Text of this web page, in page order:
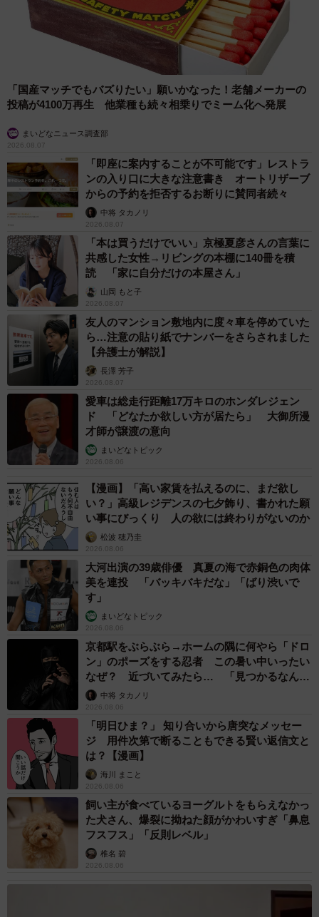
たそうです。それらの声を踏まえ、小倉さんは今後につい
てこう話します。
「もっと若い世代にも身近に感じられるような物作りを考
えています。ファッションとして、振袖をもっと楽しんで
もらえるようになれば良いですね」
「国産マッチでもバズりたい」願いかなった！老舗メーカーの
投稿が4100万再生 他業種も続々相乗りでミーム化へ発展
まいどなニュース調査部
2026.08.07
「即座に案内することが不可能です」レストラ
ンの入り口に大きな注意書き オートリザーブ
からの予約を拒否するお断りに賛同者続々
中将 タカノリ
2026.08.07
「本は買うだけでいい」京極夏彦さんの言葉に
共感した女性→リビングの本棚に140冊を積
読 「家に自分だけの本屋さん」
山岡 もと子
2026.08.07
友人のマンション敷地内に度々車を停めていた
ら…注意の貼り紙でナンバーをさらされました
【弁護士が解説】
長澤 芳子
2026.08.07
愛車は総走行距離17万キロのホンダレジェン
ド 「どなたか欲しい方が居たら」 大御所漫
才師が譲渡の意向
まいどなトピック
2026.08.06
【漫画】「高い家賃を払えるのに、まだ欲し
い？」高級レジデンスの七夕飾り、書かれた願
い事にびっくり 人の欲には終わりがないのか
松波 穂乃圭
2026.08.06
大河出演の39歳俳優 真夏の海で赤銅色の肉体
美を連投 「バッキバキだな」「ばり渋いで
す」
まいどなトピック
2026.08.06
京都駅をぶらぶら→ホームの隅に何やら「ドロ
ン」のポーズをする忍者 この暑い中いったい
なぜ？ 近づいてみたら… 「見つかるなんて
未熟」中将 タカノリ
2026.08.06
「明日ひま？」 知り合いから唐突なメッセー
ジ 用件次第で断ることもできる賢い返信文と
は？【漫画】
海川 まこと
2026.08.06
飼い主が食べているヨーグルトをもらえなかっ
た犬さん、爆裂に拗ねた顔がかわいすぎ「鼻息
フスフス」「反則レベル」
椎名 碧
2026.08.06